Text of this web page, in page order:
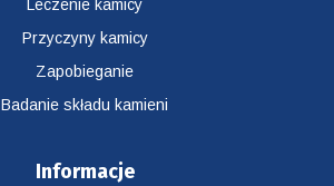
Leczenie kamicy
Przyczyny kamicy
Zapobieganie
Badanie składu kamieni
Informacje